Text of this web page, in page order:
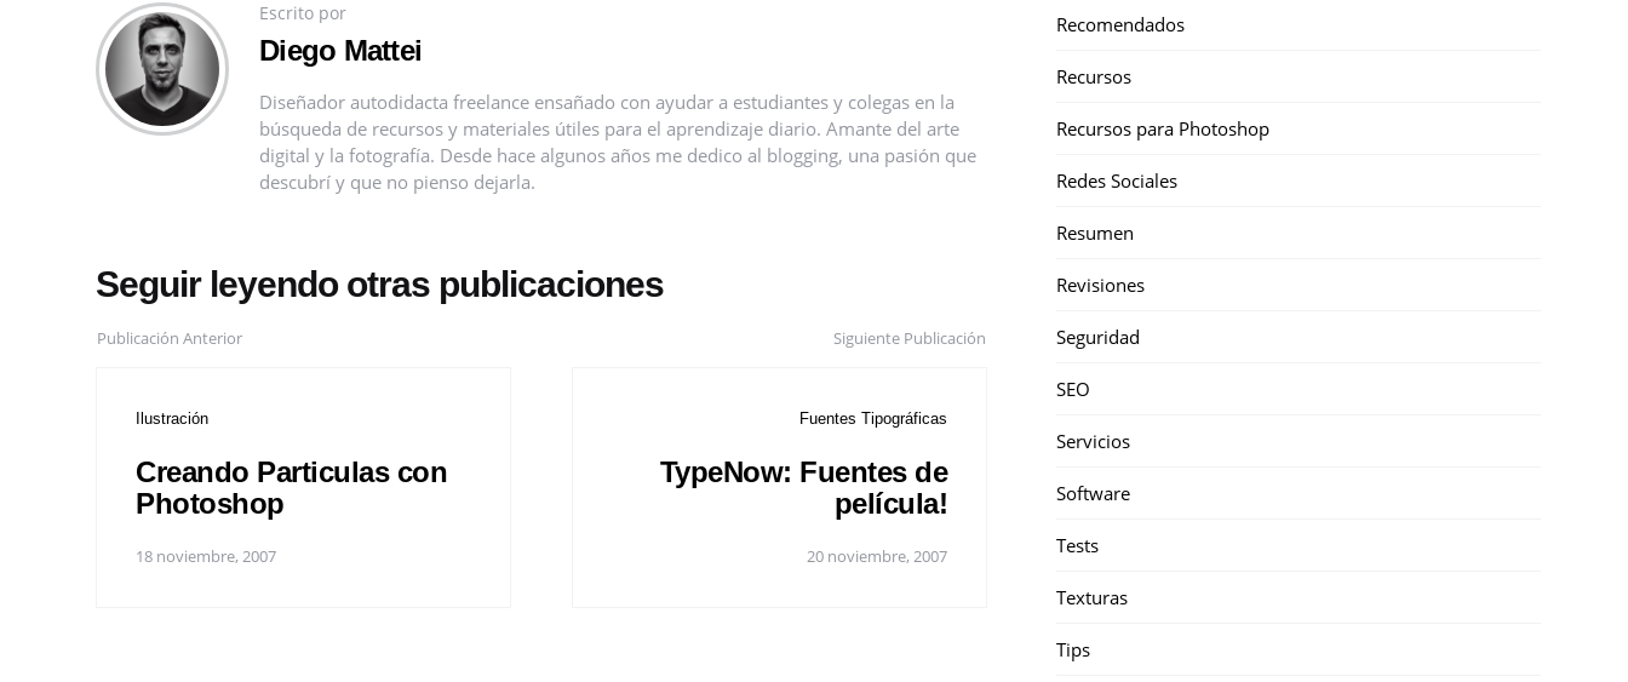
Escrito por
Diego Mattei
Diseñador autodidacta freelance ensañado con ayudar a estudiantes y colegas en la
búsqueda de recursos y materiales útiles para el aprendizaje diario. Amante del arte
digital y la fotografía. Desde hace algunos años me dedico al blogging, una pasión que
descubrí y que no pienso dejarla.
Seguir leyendo otras publicaciones
Publicación Anterior
Ilustración
Creando Particulas con
Photoshop
18 noviembre, 2007
Siguiente Publicación
Fuentes Tipográficas
TypeNow: Fuentes de
película!
20 noviembre, 2007
Recomendados
Recursos
Recursos para Photoshop
Redes Sociales
Resumen
Revisiones
Seguridad
SEO
Servicios
Software
Tests
Texturas
Tips